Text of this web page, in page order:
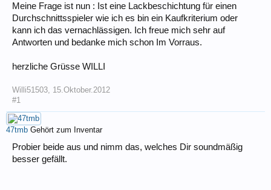
Meine Frage ist nun : Ist eine Lackbeschichtung für einen
Durchschnittsspieler wie ich es bin ein Kaufkriterium oder
kann ich das vernachlässigen. Ich freue mich sehr auf
Antworten und bedanke mich schon Im Vorraus.
herzliche Grüsse WILLI
Willi51503, 15.Oktober.2012
#1
47tmb Gehört zum Inventar
Probier beide aus und nimm das, welches Dir soundmäßig
besser gefällt.